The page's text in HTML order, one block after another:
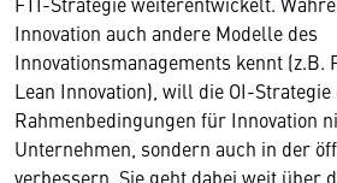
Innovation auch andere Modelle des
Innovationsmanagements kennt (z.B.
Lean Innovation), will die OI-Strategie
Rahmenbedingungen für Innovation
Unternehmen, sondern auch in der
verbessern. Sie geht dabei weit über